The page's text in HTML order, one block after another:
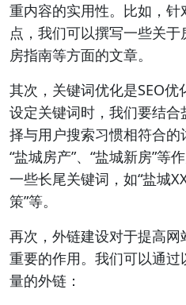
重内容的实用性。比如，
点，我们可以撰写一些关
房指南等方面的文章。
其次，关键词优化是SEO
设定关键词时，我们要结
择与用户搜索习惯相符合
“盐城房产”、“盐城新房”等
一些长尾关键词，如“盐城
策”等。
再次，外链建设对于提高
重要的作用。我们可以通
量的外链：